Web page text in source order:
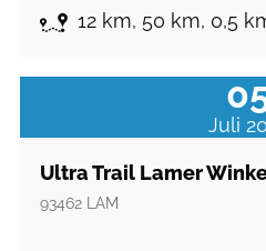
12 km, 50 km, 0,5
Juli
Ultra Trail Lamer
93462 LAM